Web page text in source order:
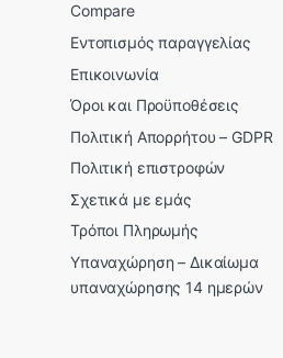
Compare
Εντοπισμός παραγγελίας
Επικοινωνία
Όροι και Προϋποθέσεις
Πολιτική Απορρήτου – GDPR
Πολιτική επιστροφών
Σχετικά με εμάς
Τρόποι Πληρωμής
Υπαναχώρηση – Δικαίωμα
υπαναχώρησης 14 ημερών